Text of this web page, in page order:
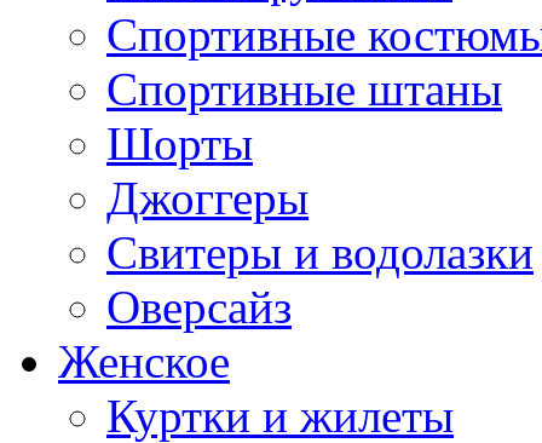
Спортивные
Спортивные штаны
Шорты
Джоггеры
Свитеры и водолазки
Оверсайз
Женское
Куртки и жилеты